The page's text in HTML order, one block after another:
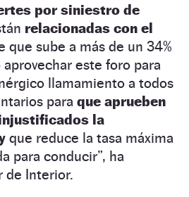
por siniestro de
relacionadas con el
que sube a más de un 34%
aprovechar este foro para
llamamiento a todos
para que aprueben
la
que reduce la tasa máxima
para conducir”, ha
de Interior.